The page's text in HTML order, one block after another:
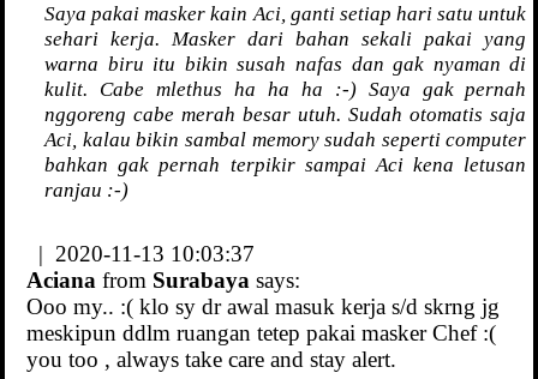
Saya pakai masker kain Aci, ganti setiap hari satu untuk
sehari kerja. Masker dari bahan sekali pakai yang
warna biru itu bikin susah nafas dan gak nyaman di
kulit. Cabe mlethus ha ha ha :-) Saya gak pernah
nggoreng cabe merah besar utuh. Sudah otomatis saja
Aci, kalau bikin sambal memory sudah seperti computer
bahkan gak pernah terpikir sampai Aci kena letusan
ranjau :-)
| 2020-11-13 10:03:37
Aciana from Surabaya says:
Ooo my.. :( klo sy dr awal masuk kerja s/d skrng jg
meskipun ddlm ruangan tetep pakai masker Chef :(
you too , always take care and stay alert.